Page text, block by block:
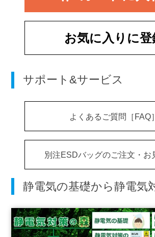
お気に入りに登
サポート&サービス
よくあるご質問［FAQ］
別注ESDバッグのご注文・お
静電気の基礎から静電気